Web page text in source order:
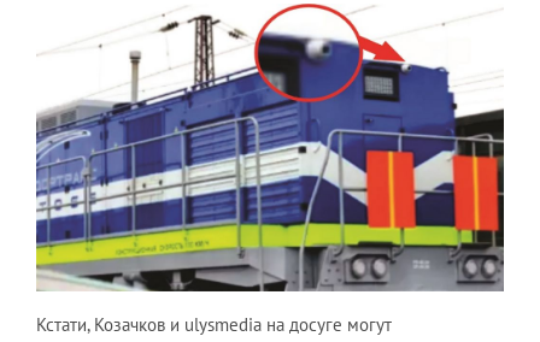
Кстати, Козачков и ulysmedia на досуге могут